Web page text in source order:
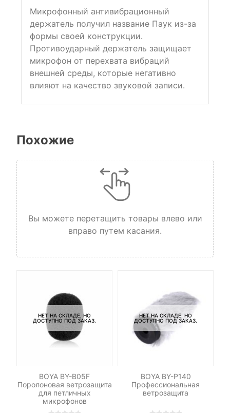
Микрофонный антивибрационный
держатель получил название Паук из-за
формы своей конструкции.
Противоударный держатель защищает
микрофон от перехвата вибраций
внешней среды, которые негативно
влияют на качество звуковой записи.
Похожие
Вы можете перетащить товары влево или
вправо путем касания.
НЕТ НА СКЛАДЕ, НО
ДОСТУПНО ПОД ЗАКАЗ.
BOYA BY-B05F
Поролоновая ветрозащита
для петличных
микрофонов
НЕТ НА СКЛАДЕ, НО
ДОСТУПНО ПОД ЗАКАЗ.
BOYA BY-P140
Профессиональная
ветрозащита